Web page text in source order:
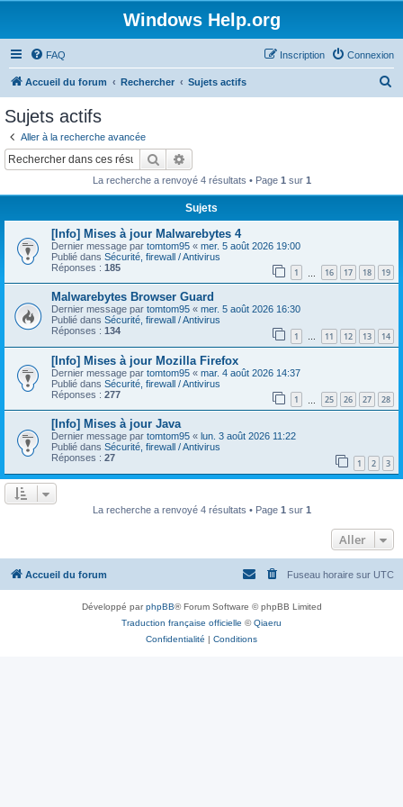
Windows Help.org
FAQ Connexion
Inscription
Accueil du forum Rechercher Sujets actifs
Sujets actifs
Aller à la recherche avancée
Rechercher
La recherche a renvoyé 4 résultats • Page 1 sur 1
Sujets
[Info] Mises à jour Malwarebytes 4
Dernier message par tomtom95 « mer. 5 août 2026 19:00
Publié dans Sécurité, firewall / Antivirus
Réponses : 185 1 16 17 18 19
Malwarebytes Browser Guard
Dernier message par tomtom95 « mer. 5 août 2026 16:30
Publié dans Sécurité, firewall / Antivirus
Réponses : 134 1 … 11 12 13 14
[Info] Mises à jour Mozilla Firefox
Dernier message par tomtom95 « mar. 4 août 2026 14:37
Publié dans Sécurité, firewall / Antivirus
Réponses : 277 1 25 26 27 28
[Info] Mises à jour Java
Dernier message par tomtom95 « lun. 3 août 2026 11:22
Publié dans Sécurité, firewall / Antivirus
Réponses : 27 1 2 3
La recherche a renvoyé 4 résultats • Page 1 sur 1
Aller
Accueil du forum Fuseau horaire sur UTC
Développé parphpBB® Forum Software © phpBB Limited
Traduction française officielle ©Qiaeru
Confidentialité | Conditions